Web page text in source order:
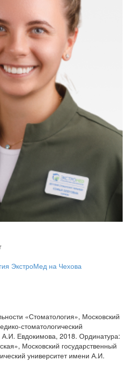
ЭкстроМед на Чехова
«Стоматология», Московский
стоматологический
А.И. Евдокимова, 2018. Ординатура:
Московский государственный
университет имени А.И.